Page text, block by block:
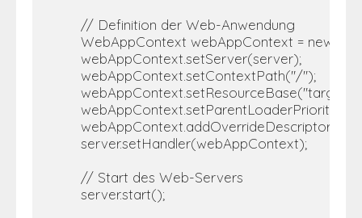
        // Definition der Web-Anwendung
WebAppContext webAppContext =
        webAppContext.setServer(server);
        webAppContext.setContextPath("/");
        server.setHandler(webAppContext);
        // Start des Web-Servers
        server.start();